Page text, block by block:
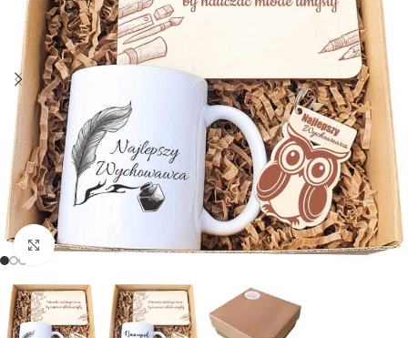
Powiększ